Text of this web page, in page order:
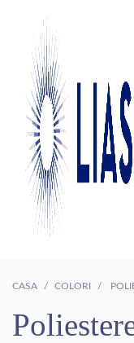
CASA COLORI